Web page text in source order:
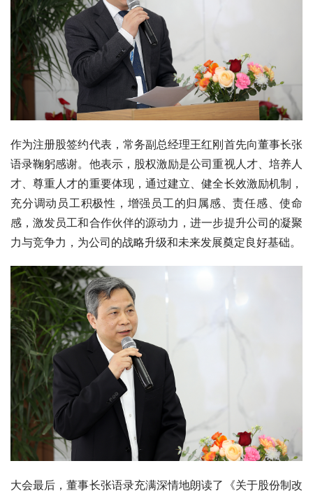
作为注册股签约代表，常务副总经理王红刚首先向董事长张
语录鞠躬感谢。他表示，股权激励是公司重视人才、培养人
才、尊重人才的重要体现，通过建立、健全长效激励机制，
充分调动员工积极性，增强员工的归属感、责任感、使命
感，激发员工和合作伙伴的源动力，进一步提升公司的凝聚
力与竞争力，为公司的战略升级和未来发展奠定良好基础。
大会最后，董事长张语录充满深情地朗读了《关于股份制改